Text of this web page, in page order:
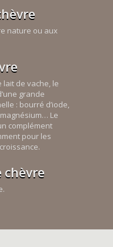
nature ou aux
lait de vache, le
grande
: bourré d’iode,
Le
complément
pour les
chèvre